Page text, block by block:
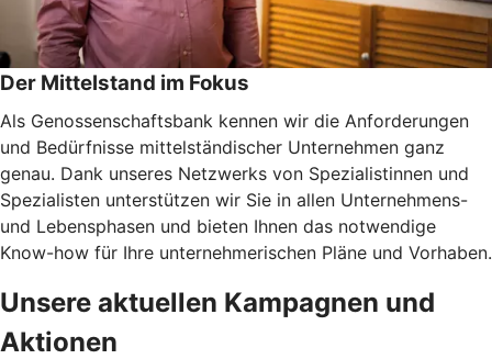
Der Mittelstand im Fokus
Als Genossenschaftsbank kennen wir die Anforderungen
und Bedürfnisse mittelständischer Unternehmen ganz
genau. Dank unseres Netzwerks von Spezialistinnen und
Spezialisten unterstützen wir Sie in allen Unternehmens-
und Lebensphasen und bieten Ihnen das notwendige
Know-how für Ihre unternehmerischen Pläne und Vorhaben.
Unsere aktuellen Kampagnen und
Aktionen